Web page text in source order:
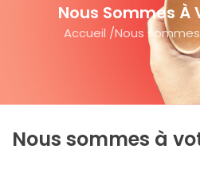
Nous Sommes À
Accueil /Nous
Nous sommes à